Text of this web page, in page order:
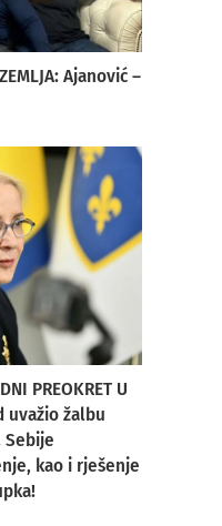
Ajanović –
PREOKRET U
uvažio žalbu
kao i rješenje